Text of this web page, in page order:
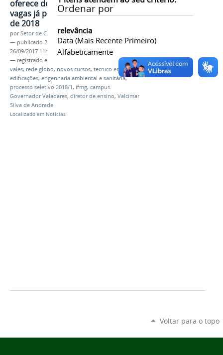
Ordenar por
relevância
Data (mais Recente Primeiro)
Alfabeticamente
oferece dois novos cursos com
vagas já para o primeiro semestre
de 2018
porSetor de Comunicação
— publicado 26/09/2017 —última modificação
26/09/2017 11h29
— registrado em:
intertv dos
vales, rede globo, novos cursos, técnico em
edificações, engenharia ambiental e sanitária,
processo seletivo 2018/1, ifmg, campus
Governador Valadares, diretor de ensino, Valcimar
Silva de Andrade
Localizado em Notícias
Voltar para o topo